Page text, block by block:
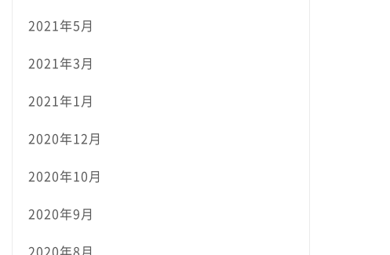
2021年5月
2021年3月
2021年1月
2020年12月
2020年10月
2020年9月
2020年8月